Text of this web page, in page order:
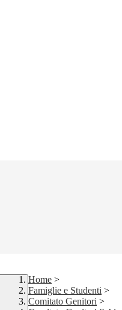
Home >
Famiglie e Studenti >
Comitato Genitori >